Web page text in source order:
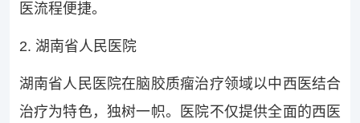
医流程便捷。
2. 湖南省人民医院
湖南省人民医院在脑胶质瘤治疗领域以中西医结合
治疗为特色，独树一帜。医院不仅提供全面的西医